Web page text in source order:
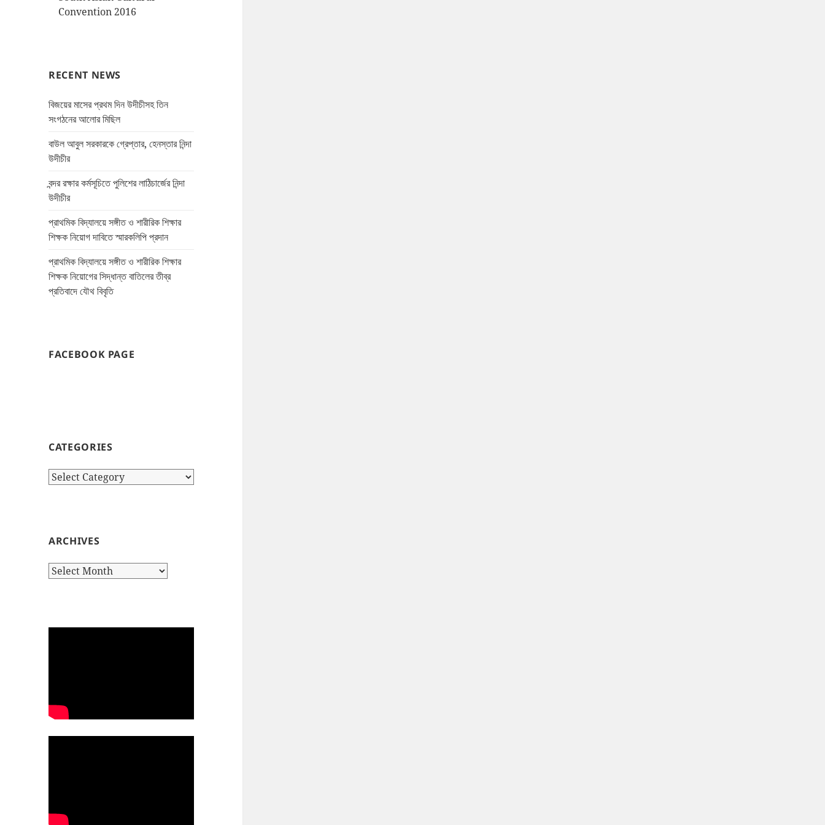
Convention 2016
RECENT NEWS
বিজয়ের মাসের প্রথম দিন উদীচীসহ তিন
সংগঠনের আলোর মিছিল
বাউল আবুল সরকারকে গ্রেপ্তার, হেনস্তার নিন্দা
উদীচীর
বন্দর রক্ষার কর্মসূচিতে পুলিশের লাঠিচার্জের নিন্দা
উদীচীর
প্রাথমিক বিদ্যালয়ে সঙ্গীত ও শারীরিক শিক্ষার
শিক্ষক নিয়োগ দাবিতে স্মারকলিপি প্রদান
প্রাথমিক বিদ্যালয়ে সঙ্গীত ও শারীরিক শিক্ষার
শিক্ষক নিয়োগের সিদ্ধান্ত বাতিলের তীব্র
প্রতিবাদে যৌথ বিবৃতি
FACEBOOK PAGE
CATEGORIES
Categories
ARCHIVES
Archives